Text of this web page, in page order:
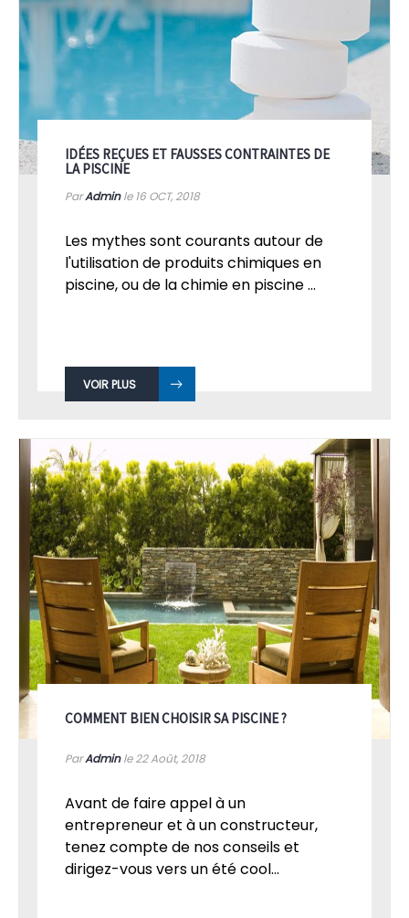
IDÉES REÇUES ET FAUSSES CONTRAINTES DE
LA PISCINE
ParAdminle 16 OCT, 2018
Les mythes sont courants autour de
l'utilisation de produits chimiques en
piscine, ou de la chimie en piscine ...
VOIR PLUS
COMMENT BIEN CHOISIR SA PISCINE ?
ParAdminle 22Août, 2018
Avant de faire appel à un
entrepreneur et à un constructeur,
tenez compte de nos conseils et
dirigez-vous vers un été cool...